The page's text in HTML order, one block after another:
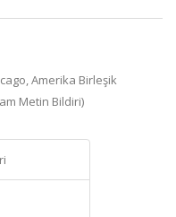
Amerika Birleşik
Metin Bildiri)